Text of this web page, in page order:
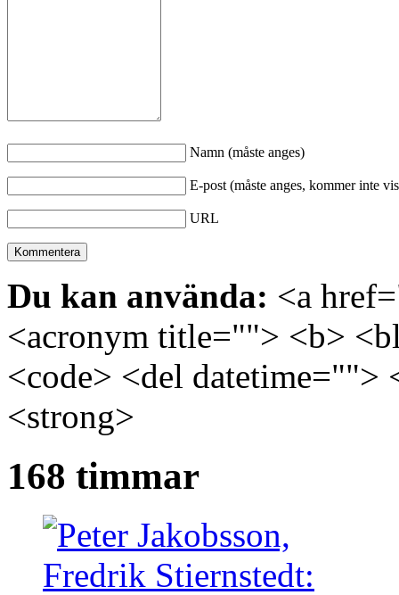
Namn (måste anges)
E-post (måste anges, kommer inte
URL
Du kan använda: <a
<acronym title=""> <b>
<code> <del
<strong>
168 timmar